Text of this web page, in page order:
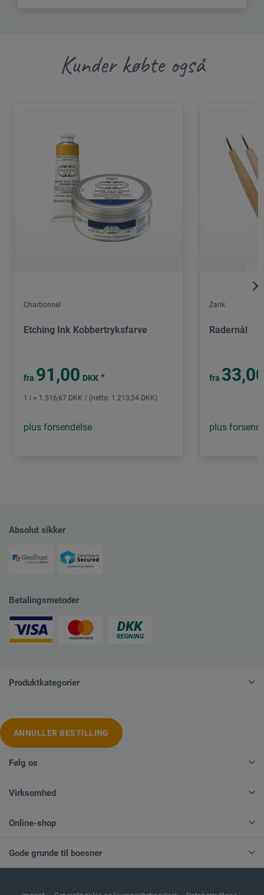
Kunder købte også
Charbonnel
Etching Ink Kobbertryksfarve
fra 91,00 DKK *
1 l = 1.516,67 DKK / (netto: 1.213,34 DKK)
plus forsendelse
Zank
Radernål
fra
plus
Absolut sikker
Betalingsmetoder
Produktkategorier
ANNULLER BESTILLING
Følg os
Virksomhed
Online-shop
Gode grunde til boesner